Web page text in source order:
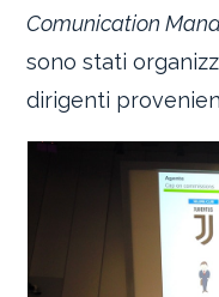
Comunication
sono stati
dirigenti